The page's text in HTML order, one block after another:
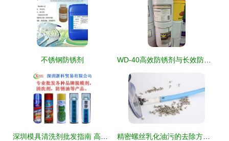
不锈钢防锈剂